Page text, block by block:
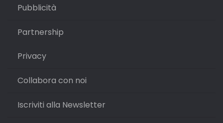
Pubblicità
Partnership
Privacy
Collabora con noi
Iscriviti alla Newsletter